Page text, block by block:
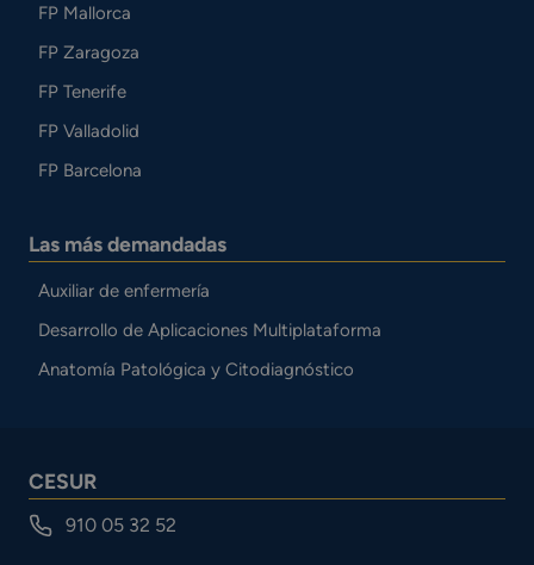
FP Mallorca
FP Zaragoza
FP Tenerife
FP Valladolid
FP Barcelona
Las más demandadas
Auxiliar de enfermería
Desarrollo de Aplicaciones Multiplataforma
Anatomía Patológica y Citodiagnóstico
CESUR
910 05 32 52